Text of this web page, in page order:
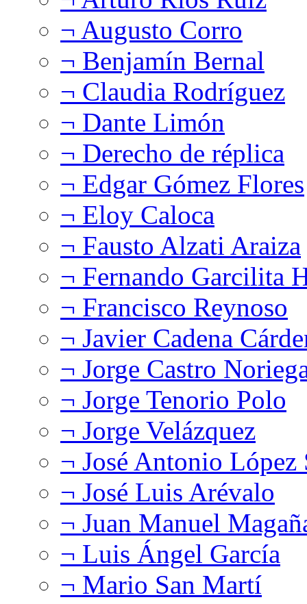
¬ Augusto Corro
¬ Benjamín Bernal
¬ Claudia Rodríguez
¬ Dante Limón
¬ Derecho de réplica
¬ Edgar Gómez Flores
¬ Eloy Caloca
¬ Fausto Alzati Araiza
¬ Fernando Garcilita
¬ Francisco Reynoso
¬ Javier Cadena
¬ Jorge Castro
¬ Jorge Tenorio Polo
¬ Jorge Velázquez
¬ José Antonio López
¬ José Luis Arévalo
¬ Juan Manuel
¬ Luis Ángel García
¬ Mario San Martí